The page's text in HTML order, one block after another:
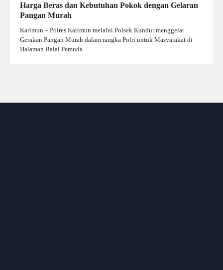
Harga Beras dan Kebutuhan Pokok dengan Gelaran
Pangan Murah
Karimun – Polres Karimun melalui Polsek Kundur menggelar
Gerakan Pangan Murah dalam rangka Polri untuk Masyarakat di
Halaman Balai Pemuda…